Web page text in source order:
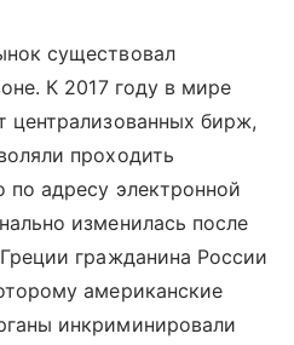
существовал
К 2017 году в мире
централизованных бирж,
проходить
по адресу электронной
изменилась после
гражданина России
американские
инкриминировали